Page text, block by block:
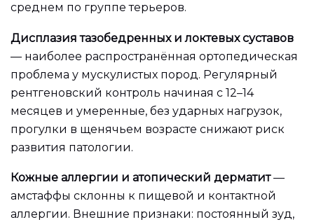
среднем по группе терьеров.
Дисплазия тазобедренных и локтевых суставов
— наиболее распространённая ортопедическая
проблема у мускулистых пород. Регулярный
рентгеновский контроль начиная с 12–14
месяцев и умеренные, без ударных нагрузок,
прогулки в щенячьем возрасте снижают риск
развития патологии.
Кожные аллергии и атопический дерматит—
амстаффы склонны к пищевой и контактной
аллергии. Внешние признаки: постоянный зуд,